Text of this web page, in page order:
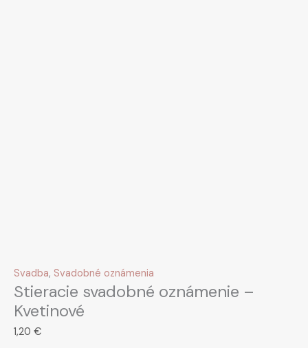
Svadba, Svadobné oznámenia
Stieracie svadobné oznámenie –
Kvetinové
1,20 €